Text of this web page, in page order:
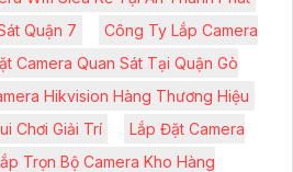
Quận 7
Công Ty Lắp Camera
Camera Quan Sát Tại Quận Gò
Hikvision Hàng Thương Hiệu
Chơi Giải Trí
Lắp Đặt Camera
Trọn Bộ Camera Kho Hàng